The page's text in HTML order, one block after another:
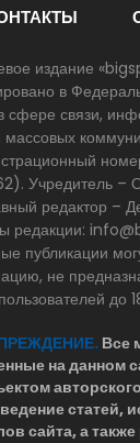
издание
в
сфере связи,
массовых
Учредитель –
редактор –
редакции:
публикации
не
пользователей до
Все
на данном
статей,
сайта, а